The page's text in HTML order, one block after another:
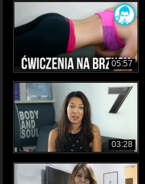
05:57
03:28